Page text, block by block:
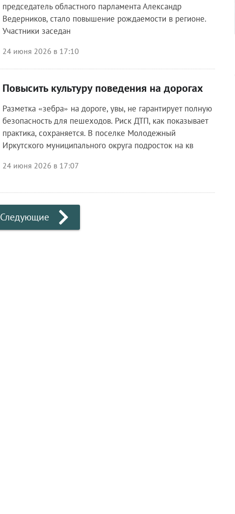
председатель областного парламента Александр
Ведерников, стало повышение рождаемости в регионе.
Участники заседан
24 июня 2026 в 17:10
Повысить культуру поведения на дорогах
Разметка «зебра» на дороге, увы, не гарантирует полную
безопасность для пешеходов. Риск ДТП, как показывает
практика, сохраняется. В поселке Молодежный
Иркутского муниципального округа подросток на кв
24 июня 2026 в 17:07
Следующие